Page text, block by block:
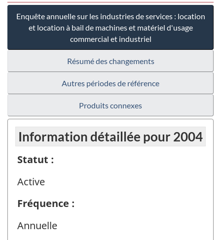
Enquête annuelle sur les industries de services : location
et location à bail de machines et matériel d'usage
commercial et industriel
Résumé des changements
Autres périodes de référence
Produits connexes
Information détaillée pour 2004
Statut :
Active
Fréquence :
Annuelle